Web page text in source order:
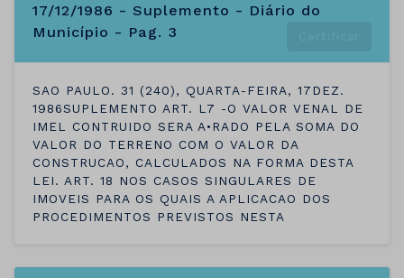
17/12/1986 - Suplemento - Diário do
Município - Pag. 3
SAO PAULO. 31 (240), QUARTA-FEIRA, 17DEZ.
1986SUPLEMENTO ART. L7 -O VALOR VENAL DE
IMEL CONTRUIDO SERA A•RADO PELA SOMA DO
VALOR DO TERRENO COM O VALOR DA
CONSTRUCAO, CALCULADOS NA FORMA DESTA
LEI. ART. 18 NOS CASOS SINGULARES DE
IMOVEIS PARA OS QUAIS A APLICACAO DOS
PROCEDIMENTOS PREVISTOS NESTA